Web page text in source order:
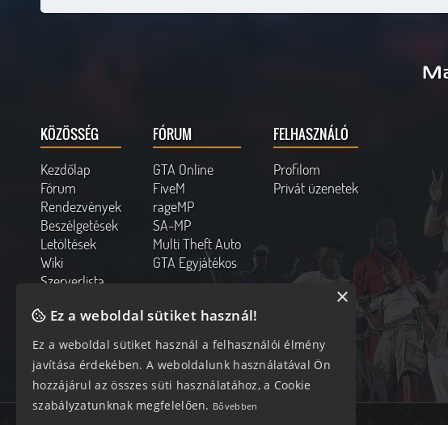
KÖZÖSSÉG
Kezdőlap
Fórum
Rendezvények
Beszélgetések
Letöltések
Wiki
Szerverlista
FÓRUM
GTA Online
FiveM
rageMP
SA-MP
Multi Theft Auto
GTA Egyjátékos
FELHASZNÁLÓ
Profilom
Privát üzenetek
Online felhasználók
238 vendég, 0 tag
Ez a weboldal sütiket használ!
Ez a weboldal sütiket használ a felhasználói élmény
javítása érdekében. A weboldalunk használatával Ön
hozzájárul az összes süti használatához, a Cookie
szabályzatunknak megfelelően. Bővebben
×